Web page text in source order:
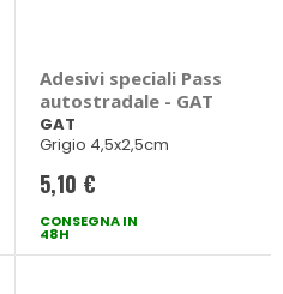
Adesivi speciali Pass
autostradale - GAT
GAT
Grigio 4,5x2,5cm
5,10 €
CONSEGNA IN
48H